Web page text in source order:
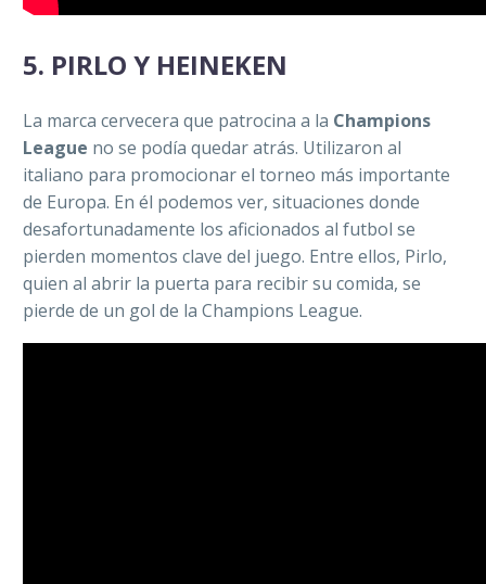
5. PIRLO Y HEINEKEN
La marca cervecera que patrocina a la Champions
League no se podía quedar atrás. Utilizaron al
italiano para promocionar el torneo más importante
de Europa. En él podemos ver, situaciones donde
desafortunadamente los aficionados al futbol se
pierden momentos clave del juego. Entre ellos, Pirlo,
quien al abrir la puerta para recibir su comida, se
pierde de un gol de la Champions League.